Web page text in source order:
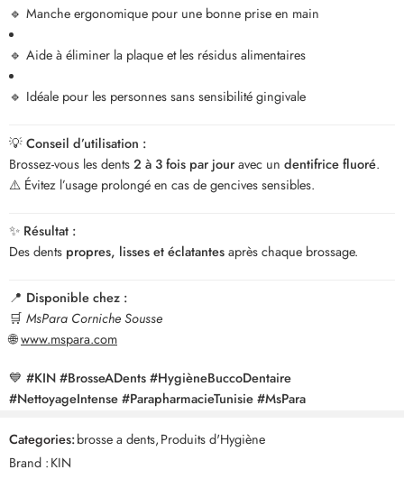
🔹 Manche ergonomique pour une bonne prise en main
🔹 Aide à éliminer la plaque et les résidus alimentaires
🔹 Idéale pour les personnes sans sensibilité gingivale
💡Conseil d’utilisation :
Brossez-vous les dents2 à 3 fois par jouravec un dentifrice fluoré.
⚠️ Évitez l’usage prolongé en cas de gencives sensibles.
✨ Résultat :
Des dents propres, lisses et éclatantesaprès chaque brossage.
📍 Disponible chez :
🛒 MsPara Corniche Sousse
🌐www.mspara.com
💙 #KIN #BrosseADents #HygièneBuccoDentaire
#NettoyageIntense #ParapharmacieTunisie #MsPara
Categories:brosse a dents,Produits d'Hygiène
Brand :KIN